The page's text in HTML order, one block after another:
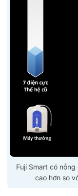
Fuji Smart có
cao hơn so